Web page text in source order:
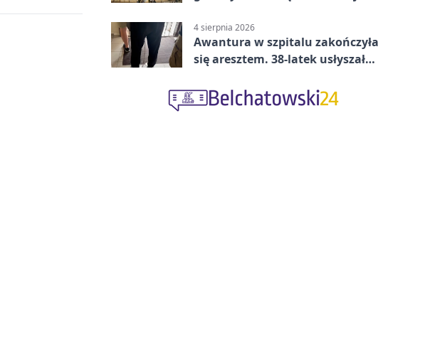
4 sierpnia 2026
Awantura w szpitalu zakończyła
się aresztem. 38-latek usłyszał